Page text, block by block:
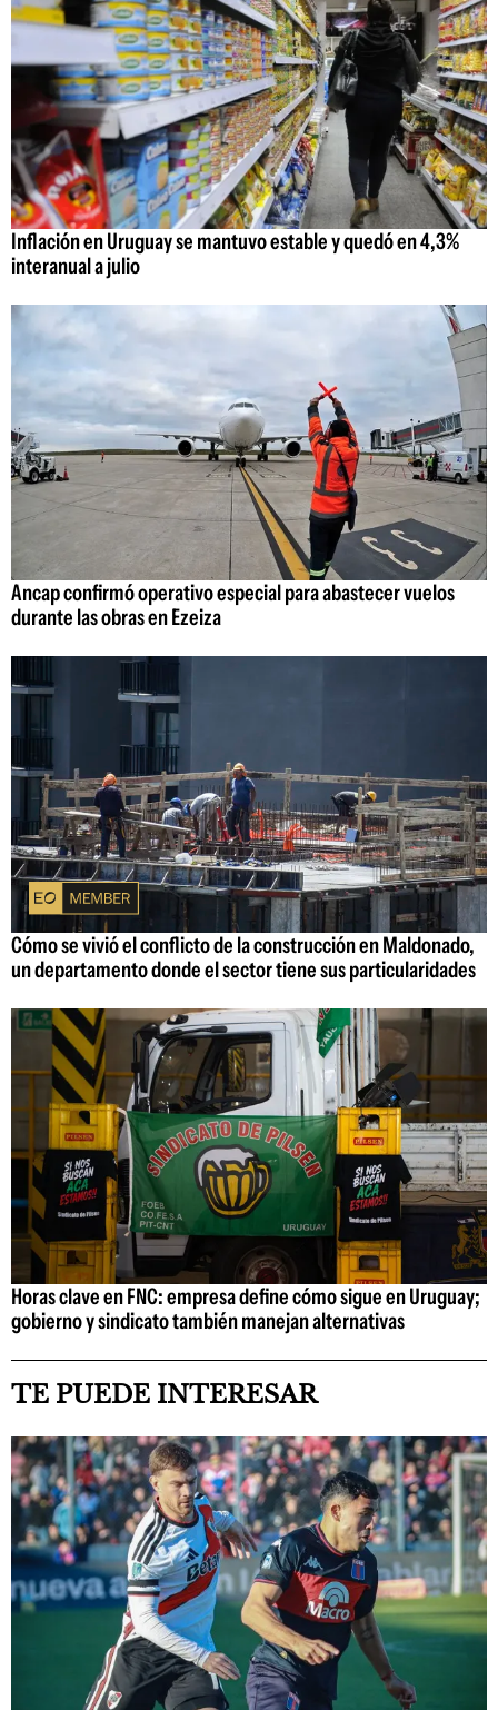
Inflación en Uruguay se mantuvo estable y quedó en 4,3%
interanual a julio
Ancap confirmó operativo especial para abastecer vuelos
durante las obras en Ezeiza
Cómo se vivió el conflicto de la construcción en Maldonado,
un departamento donde el sector tiene sus particularidades
Horas clave en FNC: empresa define cómo sigue en Uruguay;
gobierno y sindicato también manejan alternativas
TE PUEDE INTERESAR